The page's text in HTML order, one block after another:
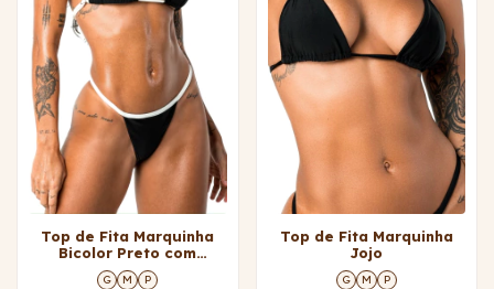
Top de Fita Marquinha
Bicolor Preto com
OffWhite Jojo
G M P
Top de Fita Marquinha
Jojo
G M P